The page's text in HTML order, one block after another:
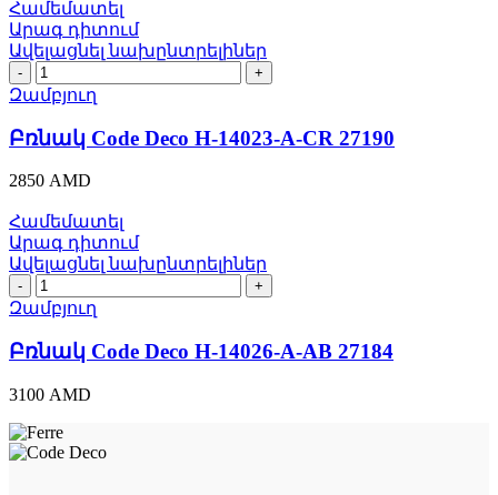
Համեմատել
Արագ դիտում
Ավելացնել նախընտրելիներ
Բռնակ
Code
Deco
H-
14023-
A-
CR
27190
quantity
Զամբյուղ
Բռնակ Code Deco H-14023-A-CR 27190
2850 AMD
Համեմատել
Արագ դիտում
Ավելացնել նախընտրելիներ
Բռնակ
Code
Deco
H-
14026-
A-
AB
27184
quantity
Զամբյուղ
Բռնակ Code Deco H-14026-A-AB 27184
3100 AMD